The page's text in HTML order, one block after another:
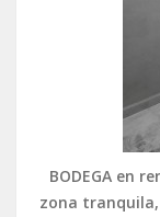
BODEGA en
zona tranquila,